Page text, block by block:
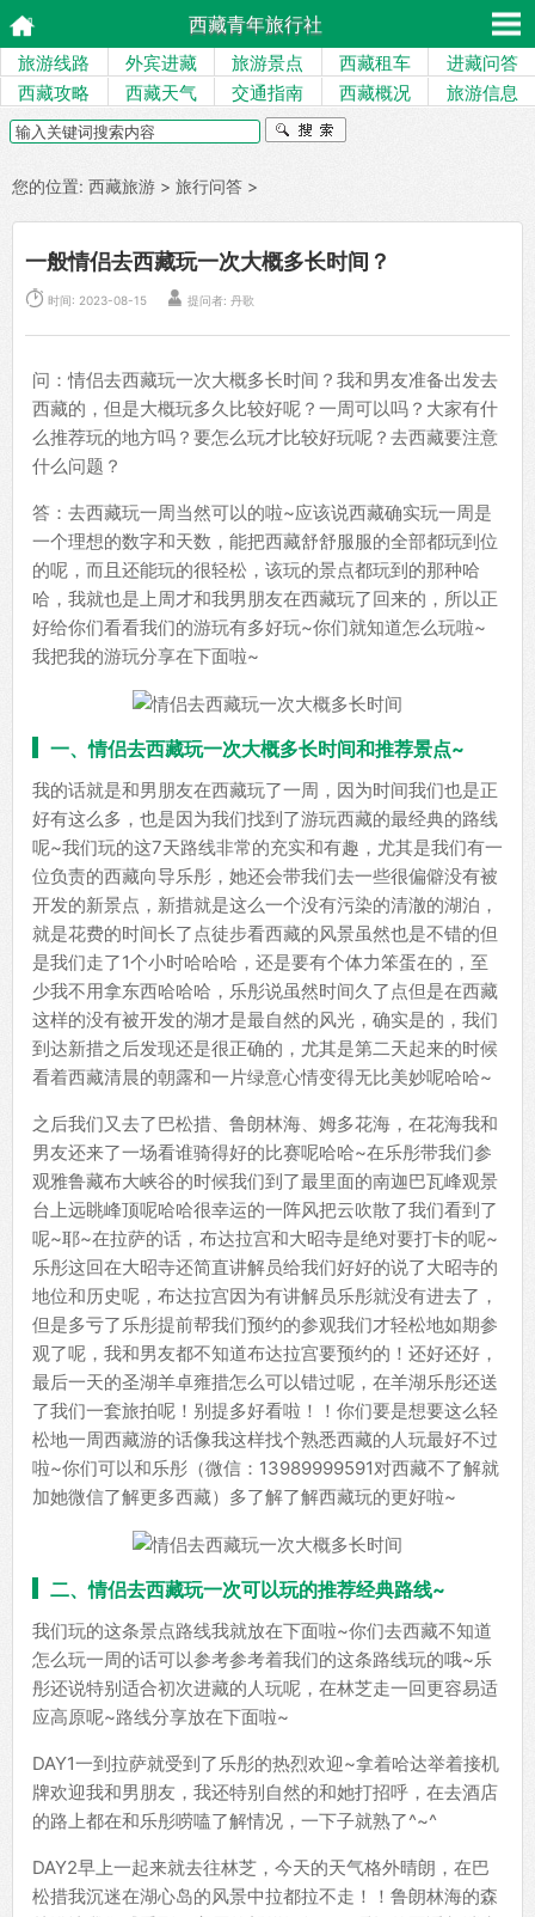
西藏青年旅行社
旅游线路 外宾进藏 旅游景点 西藏租车
进藏问答
西藏攻略
西藏天气 交通指南 西藏概况 旅游信息
您的位置: 西藏旅游 > 旅行问答 >
一般情侣去西藏玩一次大概多长时间？
 时间: 2023-08-15  提问者: 丹歌
问：情侣去西藏玩一次大概多长时间？我和男友准备出发去
西藏的，但是大概玩多久比较好呢？一周可以吗？大家有什
么推荐玩的地方吗？要怎么玩才比较好玩呢？去西藏要注意
什么问题？
答：去西藏玩一周当然可以的啦~应该说西藏确实玩一周是
一个理想的数字和天数，能把西藏舒舒服服的全部都玩到位
的呢，而且还能玩的很轻松，该玩的景点都玩到的那种哈
哈，我就也是上周才和我男朋友在西藏玩了回来的，所以正
好给你们看看我们的游玩有多好玩~你们就知道怎么玩啦~
我把我的游玩分享在下面啦~
一、情侣去西藏玩一次大概多长时间和推荐景点~
我的话就是和男朋友在西藏玩了一周，因为时间我们也是正
好有这么多，也是因为我们找到了游玩西藏的最经典的路线
呢~我们玩的这7天路线非常的充实和有趣，尤其是我们有一
位负责的西藏向导乐彤，她还会带我们去一些很偏僻没有被
开发的新景点，新措就是这么一个没有污染的清澈的湖泊，
就是花费的时间长了点徒步看西藏的风景虽然也是不错的但
是我们走了1个小时哈哈哈，还是要有个体力笨蛋在的，至
少我不用拿东西哈哈哈，乐彤说虽然时间久了点但是在西藏
这样的没有被开发的湖才是最自然的风光，确实是的，我们
到达新措之后发现还是很正确的，尤其是第二天起来的时候
看着西藏清晨的朝露和一片绿意心情变得无比美妙呢哈哈~
之后我们又去了巴松措、鲁朗林海、姆多花海，在花海我和
男友还来了一场看谁骑得好的比赛呢哈哈~在乐彤带我们参
观雅鲁藏布大峡谷的时候我们到了最里面的南迦巴瓦峰观景
台上远眺峰顶呢哈哈很幸运的一阵风把云吹散了我们看到了
呢~耶~在拉萨的话，布达拉宫和大昭寺是绝对要打卡的呢~
乐彤这回在大昭寺还简直讲解员给我们好好的说了大昭寺的
地位和历史呢，布达拉宫因为有讲解员乐彤就没有进去了，
但是多亏了乐彤提前帮我们预约的参观我们才轻松地如期参
观了呢，我和男友都不知道布达拉宫要预约的！还好还好，
最后一天的圣湖羊卓雍措怎么可以错过呢，在羊湖乐彤还送
了我们一套旅拍呢！别提多好看啦！！你们要是想要这么轻
松地一周西藏游的话像我这样找个熟悉西藏的人玩最好不过
啦~你们可以和乐彤（微信：13989999591对西藏不了解就
加她微信了解更多西藏）多了解了解西藏玩的更好啦~
二、情侣去西藏玩一次可以玩的推荐经典路线~
我们玩的这条景点路线我就放在下面啦~你们去西藏不知道
怎么玩一周的话可以参考参考着我们的这条路线玩的哦~乐
彤还说特别适合初次进藏的人玩呢，在林芝走一回更容易适
应高原呢~路线分享放在下面啦~
DAY1一到拉萨就受到了乐彤的热烈欢迎~拿着哈达举着接机
牌欢迎我和男朋友，我还特别自然的和她打招呼，在去酒店
的路上都在和乐彤唠嗑了解情况，一下子就熟了^~^
DAY2早上一起来就去往林芝，今天的天气格外晴朗，在巴
松措我沉迷在湖心岛的风景中拉都拉不走！！鲁朗林海的森